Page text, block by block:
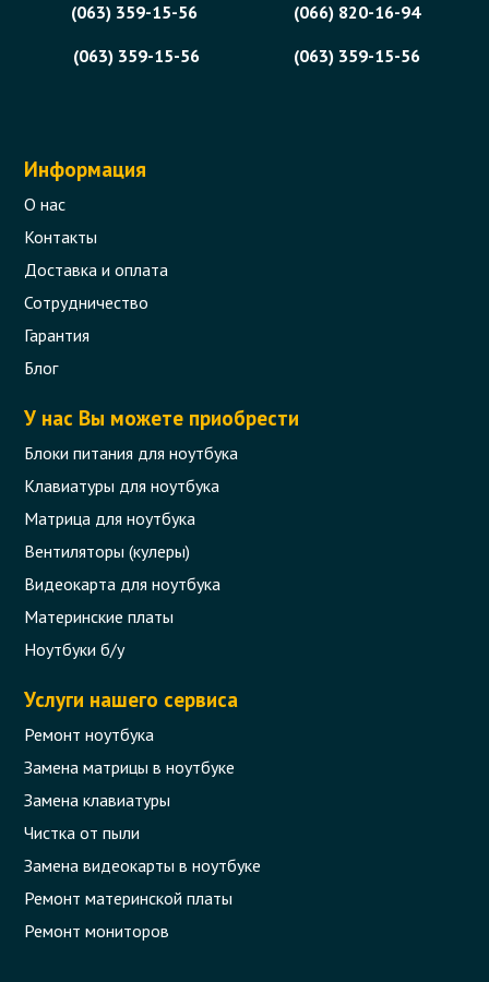
(063) 359-15-56
(066) 820-16-94
(063) 359-15-56
(063) 359-15-56
Информация
О нас
Контакты
Доставка и оплата
Сотрудничество
Гарантия
Блог
У нас Вы можете приобрести
Блоки питания для ноутбука
Клавиатуры для ноутбука
Матрица для ноутбука
Вентиляторы (кулеры)
Видеокарта для ноутбука
Материнские платы
Ноутбуки б/у
Услуги нашего сервиса
Ремонт ноутбука
Замена матрицы в ноутбуке
Замена клавиатуры
Чистка от пыли
Замена видеокарты в ноутбуке
Ремонт материнской платы
Ремонт мониторов